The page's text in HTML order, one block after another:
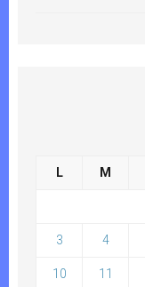
L M
3 4
10 11